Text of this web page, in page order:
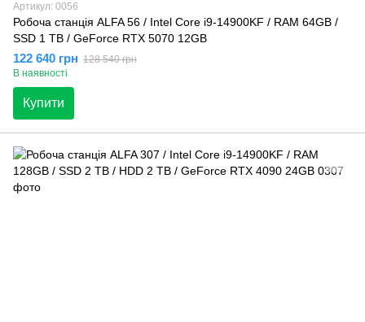
Артикул: 0056
Робоча станція ALFA 56 / Intel Core i9-14900KF / RAM 64GB /
SSD 1 TB / GeForce RTX 5070 12GB
122 640 грн 128 540 грн
В наявності
Купити